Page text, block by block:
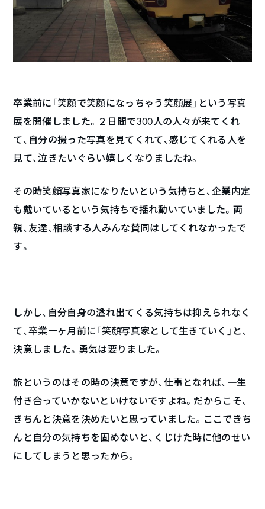
卒業前に「笑顔で笑顔になっちゃう笑顔展」という写真
展を開催しました。２日間で300人の人々が来てくれ
て、自分の撮った写真を見てくれて、感じてくれる人を
見て、泣きたいぐらい嬉しくなりましたね。
その時笑顔写真家になりたいという気持ちと、企業内定
も戴いているという気持ちで揺れ動いていました。両
親、友達、相談する人みんな賛同はしてくれなかったで
す。
しかし、自分自身の溢れ出てくる気持ちは抑えられなく
て、卒業一ヶ月前に「笑顔写真家として生きていく」と、
決意しました。勇気は要りました。
旅というのはその時の決意ですが、仕事となれば、一生
付き合っていかないといけないですよね。だからこそ、
きちんと決意を決めたいと思っていました。ここできち
んと自分の気持ちを固めないと、くじけた時に他のせい
にしてしまうと思ったから。